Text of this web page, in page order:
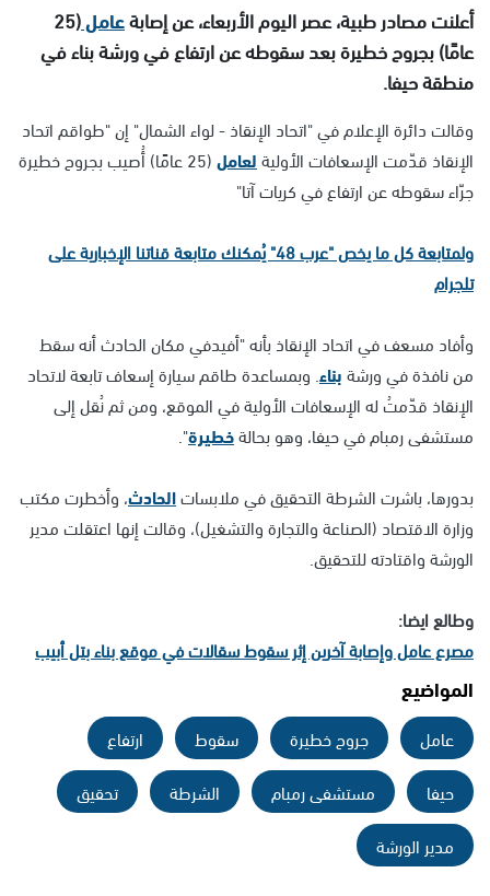
أعلنت مصادر طبية، عصر اليوم الأربعاء، عن إصابةعامل (25
عامًا) بجروح خطيرة بعد سقوطه عن ارتفاع في ورشة بناء في
منطقة حيفا.
وقالت دائرة الإعلام في "اتحاد الإنقاذ - لواء الشمال" إن "طواقم اتحاد
الإنقاذ قدّمت الإسعافات الأوليةلعامل
(25 عامًا) أُصيب بجروح خطيرة
جرّاء سقوطه عن ارتفاع في كريات آتا"
ولمتابعة كل ما يخص "عرب 48" يُمكنك متابعة قناتنا الإخبارية على
تلجرام
وأفاد مسعف في اتحاد الإنقاذ بأنه "أفيدفي مكان الحادث أنه سقط
من نافذة في ورشةبناء. وبمساعدة طاقم سيارة إسعاف تابعة لاتحاد
الإنقاذ قدّمتُ له الإسعافات الأولية في الموقع، ومن ثم نُقل إلى
مستشفى رمبام في حيفا، وهو بحالةخطيرة".
بدورها، باشرت الشرطة التحقيق في ملابساتالحادث، وأخطرت مكتب
وزارة الاقتصاد (الصناعة والتجارة والتشغيل)، وقالت إنها اعتقلت مدير
الورشة واقتادته للتحقيق.
وطالع ايضا:
مصرع عامل وإصابة آخرين إثر سقوط سقالات في موقع بناء بتل أبيب
المواضيع
عامل جروح خطيرة سقوط
ارتفاع
حيفا
مستشفى رمبام الشرطة
تحقيق
مدير الورشة